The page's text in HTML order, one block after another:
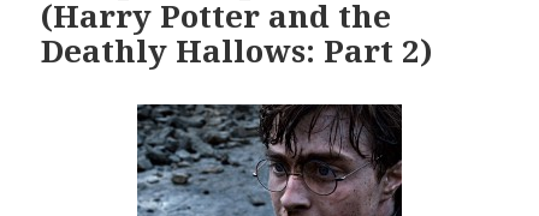
(Harry Potter and the
Deathly Hallows: Part 2)